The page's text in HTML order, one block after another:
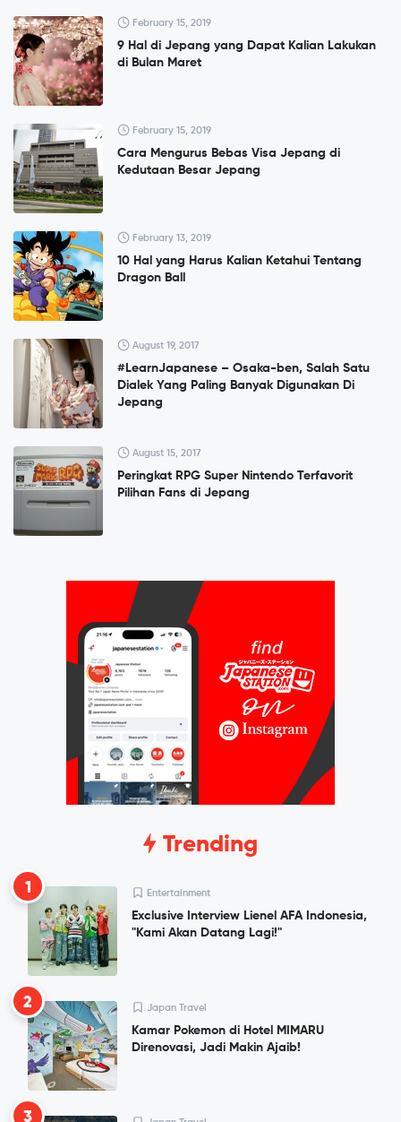
February 15, 2019
9 Hal di Jepang yang Dapat Kalian Lakukan
di Bulan Maret
February 15, 2019
Cara Mengurus Bebas Visa Jepang di
Kedutaan Besar Jepang
February 13, 2019
10 Hal yang Harus Kalian Ketahui Tentang
Dragon Ball
August 19, 2017
#LearnJapanese – Osaka-ben, Salah Satu
Dialek Yang Paling Banyak Digunakan Di
Jepang
August 15, 2017
Peringkat RPG Super Nintendo Terfavorit
Pilihan Fans di Jepang
Trending
1 Entertainment
Exclusive Interview Lienel AFA Indonesia,
"Kami Akan Datang Lagi!"
2 Japan Travel
Kamar Pokemon di Hotel MIMARU
Direnovasi, Jadi Makin Ajaib!
3